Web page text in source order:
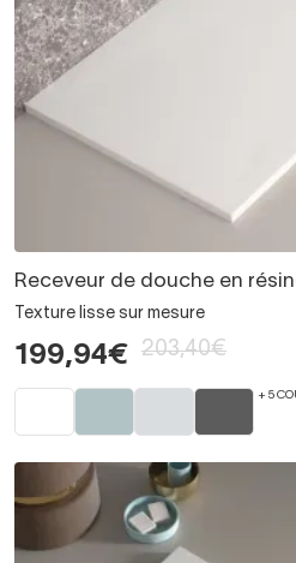
Receveur de douche en
Texture lisse sur mesure
199,94€ 203,40€
+ 5